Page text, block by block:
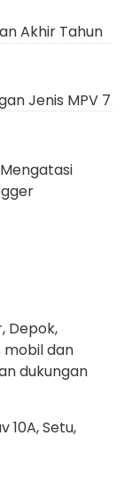
Depok,
mobil dan
dukungan
10A, Setu,
Akhir Tahun
Jenis MPV 7